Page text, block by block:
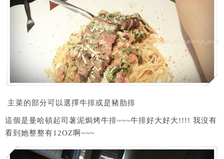
主菜的部分可以選擇牛排或是豬肋排
這個是曼哈頓起司薯泥焗烤牛排~~~牛排好大好大!!!! 我沒有
看到她整整有12OZ啊~~~